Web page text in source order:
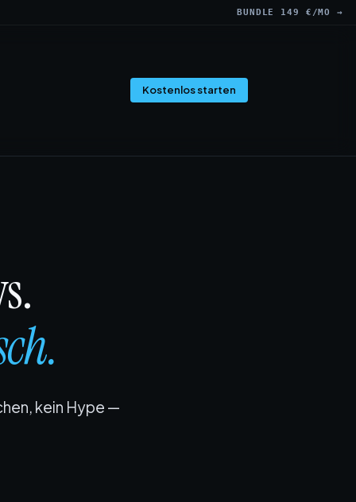
BUNDLE 149 €/MO →
Kostenlos starten
kein Hype —